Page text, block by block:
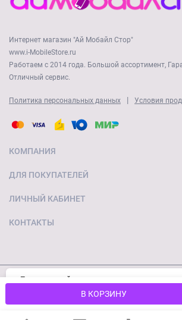
В КОРЗИНУ
Интернет магазин "Ай Мобайл Стор"
www.i-MobileStore.ru
Работаем с 2014 года. Большой ассортимент,
Отличный сервис.
Политика персональных данных | Условия
КОМПАНИЯ
ДЛЯ ПОКУПАТЕЛЕЙ
ЛИЧНЫЙ КАБИНЕТ
КОНТАКТЫ
© 2026 "Ай Мобайл Стор" Все права
Пользуясь сайтом, вы соглашаетесь с
конфиденциальности.